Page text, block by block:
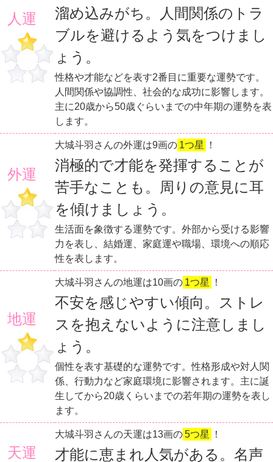
人運
溜め込みがち。人間関係のトラ
ブルを避けるよう気をつけまし
ょう。
性格や才能などを表す2番目に重要な運勢です。
人間関係や協調性、社会的な成功に影響します。
主に20歳から50歳ぐらいまでの中年期の運勢を表
します。
外運
大城斗羽さんの外運は9画の 1つ星 ！
消極的で才能を発揮することが
苦手なことも。周りの意見に耳
を傾けましょう。
生活面を象徴する運勢です。外部から受ける影響
力を表し、結婚運、家庭運や職場、環境への順応
性を表します。
地運
大城斗羽さんの地運は10画の 1つ星 ！
不安を感じやすい傾向。ストレ
スを抱えないように注意しまし
ょう。
個性を表す基礎的な運勢です。性格形成や対人関
係、行動力など家庭環境に影響されます。主に誕
生してから20歳くらいまでの若年期の運勢を表し
ます。
天運
大城斗羽さんの天運は13画の5つ星 ！
才能に恵まれ人気がある。名声